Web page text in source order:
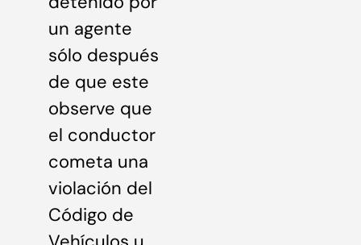
un agente
sólo después
de que este
observe que
el conductor
cometa una
violación del
Código de